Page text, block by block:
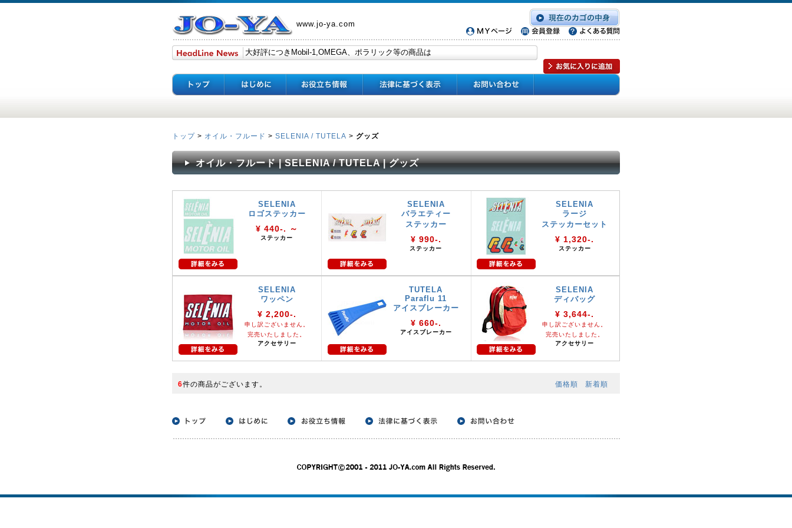
www.jo-ya.com
トップ > オイル・フルード > SELENIA / TUTELA > グッズ
オイル・フルード | SELENIA / TUTELA | グッズ
SELENIA
ロゴステッカー
¥ 440-. ～
ステッカー
SELENIA
バラエティー
ステッカー
¥ 990-.
ステッカー
SELENIA
ラージ
ステッカーセット
¥ 1,320-.
ステッカー
SELENIA
ワッペン
¥ 2,200-.
申し訳ございません。
完売いたしました。
アクセサリー
TUTELA
Paraflu 11
アイスブレーカー
¥ 660-.
アイスブレーカー
SELENIA
ディバッグ
¥ 3,644-.
申し訳ございません。
完売いたしました。
アクセサリー
6件の商品がございます。 価格順 新着順